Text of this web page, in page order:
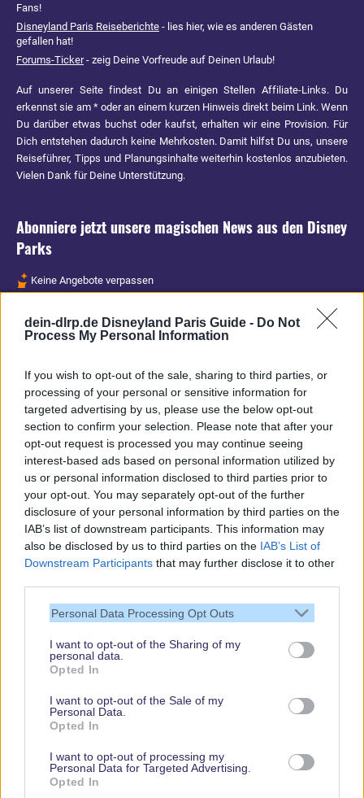
dein-dlrp.de Disneyland Paris Guide - Do Not
Process My Personal Information
If you wish to opt-out of the sale, sharing to third parties, or
processing of your personal or sensitive information for
targeted advertising by us, please use the below opt-out
section to confirm your selection. Please note that after your
opt-out request is processed you may continue seeing
interest-based ads based on personal information utilized by
us or personal information disclosed to third parties prior to
your opt-out. You may separately opt-out of the further
disclosure of your personal information by third parties on the
IAB’s list of downstream participants. This information may
also be disclosed by us to third parties on the IAB’s List of
Downstream Participants that may further disclose it to other
Personal Data Processing Opt Outs
I want to opt-out of the Sharing of my
personal data.
Opted In
I want to opt-out of the Sale of my
Personal Data.
Opted In
I want to opt-out of processing my
Personal Data for Targeted Advertising.
Opted In
Fans!
Disneyland Paris Reiseberichte - lies hier, wie es anderen Gästen
gefallen hat!
Forums-Ticker- zeig Deine Vorfreude auf Deinen Urlaub!
Auf unserer Seite findest Du an einigen Stellen Affiliate-Links. Du
erkennst sie am * oder an einem kurzen Hinweis direkt beim Link. Wenn
Du darüber etwas buchst oder kaufst, erhalten wir eine Provision. Für
Dich entstehen dadurch keine Mehrkosten. Damit hilfst Du uns, unsere
Reiseführer, Tipps und Planungsinhalte weiterhin kostenlos anzubieten.
Vielen Dank für Deine Unterstützung.
Abonniere jetzt unsere magischen News aus den Disney
Parks
Keine Angebote verpassen
Spannende Lesetipps
Vielen Dank,
dass Du unsere
Seite liest.
Schau regelmäßig
© dein-dlrp | Einige Elemente ©Disney. dein-dlrp ist ein Reiseführer für
Disneyland Paris & Walt Disney World und ist unabhängig von "The Walt
Disney Company", "EuroDisney S.C.A." oder deren Tochter- sowie
Partnerunternehmen.